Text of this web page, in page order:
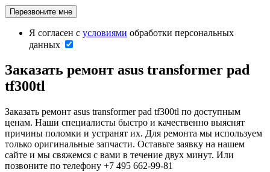
Я согласен с условиями обработки персональных
данных
Заказать ремонт asus transformer pad
tf300tl
Заказать ремонт asus transformer pad tf300tl по доступным
ценам. Наши специалисты быстро и качественно выяснят
причины поломки и устранят их. Для ремонта мы используем
только оригинальные запчасти. Оставьте заявку на нашем
сайте и мы свяжемся с вами в течение двух минут. Или
позвоните по телефону +7 495 662-99-81